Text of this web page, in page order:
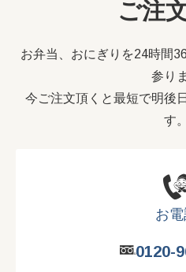
ご注
お弁当、おにぎりを24時間
参り
今ご注文頂くと最短で明後
す。
お
0120-